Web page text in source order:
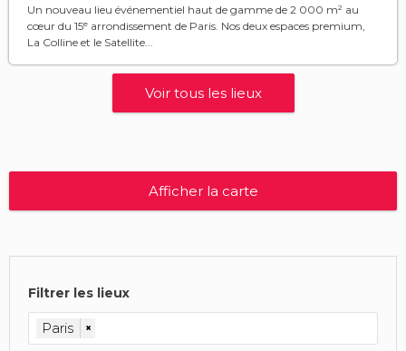
Un nouveau lieu événementiel haut de gamme de 2 000 m² au
cœur du 15ᵉ arrondissement de Paris. Nos deux espaces premium,
La Colline et le Satellite...
Voir tous les lieux
Afficher la carte
Filtrer les lieux
Paris ×